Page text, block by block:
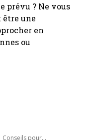
prévu ? Ne vous
être une
en
ou
Conseils pour...